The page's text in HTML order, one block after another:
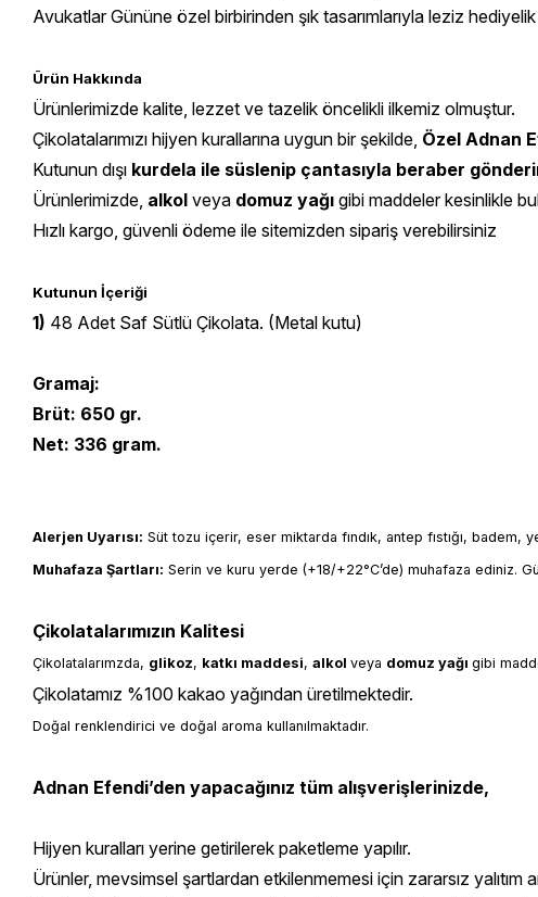
Avukatlar Gününe özel birbirinden şık tasarımlarıyla leziz
Ürün Hakkında
Ürünlerimizde kalite, lezzet ve tazelik öncelikli ilkemiz olmuştur.
Çikolatalarımızı hijyen kurallarına uygun bir şekilde, Özel Adnan
Kutunun dışı kurdela ile süslenip çantasıyla beraber
Ürünlerimizde, alkol veya domuz yağı gibi maddeler kesinlikle
Hızlı kargo, güvenli ödeme ile sitemizden sipariş verebilirsiniz
Kutunun İçeriği
1) 48 Adet Saf Sütlü Çikolata. (Metal kutu)
Gramaj:
Brüt: 650 gr.
Net: 336 gram.
Alerjen Uyarısı: Süt tozu içerir, eser miktarda fındık, antep fıstığı, badem,
Muhafaza Şartları: Serin ve kuru yerde (+18/+22°C’de) muhafaza ediniz.
Çikolatalarımızın Kalitesi
Çikolatalarımzda, glikoz, katkı maddesi, alkol veya domuz yağı gibi
Çikolatamız %100 kakao yağından üretilmektedir.
Doğal renklendirici ve doğal aroma kullanılmaktadır.
Adnan Efendi’den yapacağınız tüm alışverişlerinizde,
Hijyen kuralları yerine getirilerek paketleme yapılır.
Ürünler, mevsimsel şartlardan etkilenmemesi için zararsız